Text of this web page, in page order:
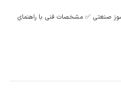
صنعتی ✅ مشخصات فنی با راهنمای